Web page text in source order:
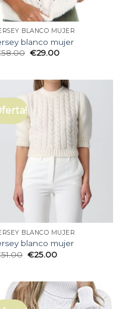
BLANCO MUJER
blanco mujer
58.00 €29.00
BLANCO MUJER
blanco mujer
51.00 €25.00